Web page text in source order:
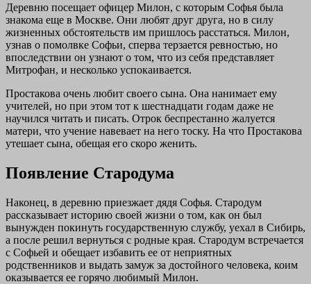
Деревню посещает офицер Милон, с которым Софья была
знакома еще в Москве. Они любят друг друга, но в силу
жизненных обстоятельств им пришлось расстаться. Милон,
узнав о помолвке Софьи, сперва терзается ревностью, но
впоследствии он узнают о том, что из себя представляет
Митрофан, и несколько успокаивается.
Простакова очень любит своего сына. Она нанимает ему
учителей, но при этом тот к шестнадцати годам даже не
научился читать и писать. Отрок беспрестанно жалуется
матери, что учение навевает на него тоску. На что Простакова
утешает сына, обещая его скоро женить.
Появление Стародума
Наконец, в деревню приезжает дядя Софья. Стародум
рассказывает историю своей жизни о том, как он был
вынужден покинуть государственную службу, уехал в Сибирь,
а после решил вернуться с родные края. Стародум встречается
с Софьей и обещает избавить ее от неприятных
родственников и выдать замуж за достойного человека, коим
оказывается ее горячо любимый Милон.